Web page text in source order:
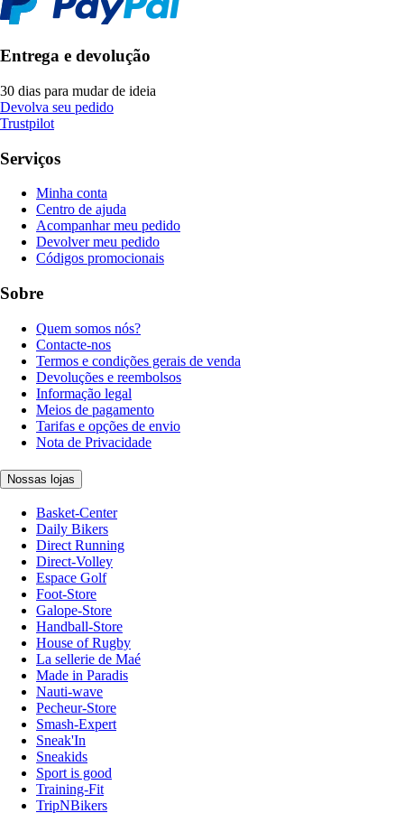
Entrega e devolução
30 dias para mudar de ideia
Devolva seu pedido
Trustpilot
Serviços
Minha conta
Centro de ajuda
Acompanhar meu pedido
Devolver meu pedido
Códigos promocionais
Sobre
Quem somos nós?
Contacte-nos
Termos e condições gerais de venda
Devoluções e reembolsos
Informação legal
Meios de pagamento
Tarifas e opções de envio
Nota de Privacidade
Nossas lojas
Basket-Center
Daily Bikers
Direct Running
Direct-Volley
Espace Golf
Foot-Store
Galope-Store
Handball-Store
House of Rugby
La sellerie de Maé
Made in Paradis
Nauti-wave
Pecheur-Store
Smash-Expert
Sneak'In
Sneakids
Sport is good
Training-Fit
TripNBikers